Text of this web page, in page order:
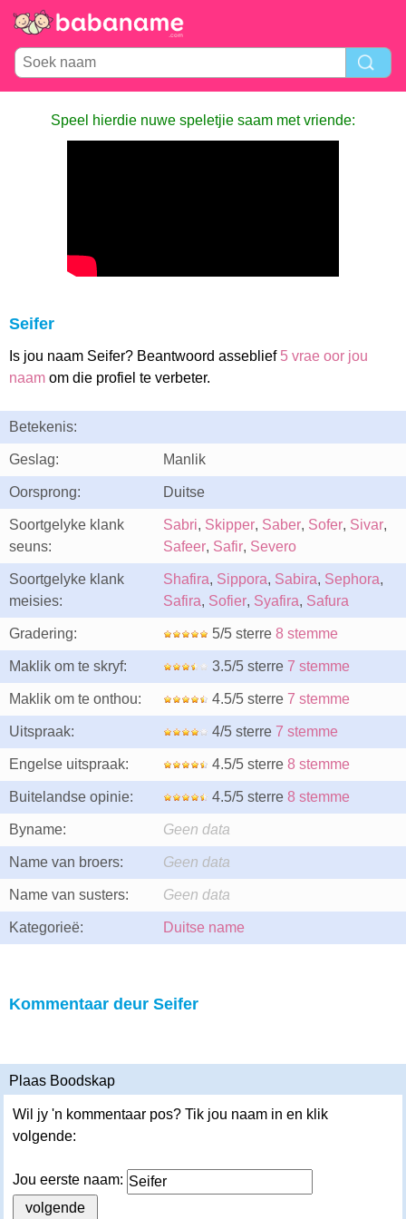
Speel hierdie nuwe speletjie saam met vriende:
Seifer
Is jou naam Seifer? Beantwoord asseblief 5 vrae oor jou
naam om die profiel te verbeter.
Betekenis:
Geslag: Manlik
Oorsprong: Duitse
Soortgelyke klank
seuns:
Sabri, Skipper, Saber, Sofer, Sivar,
Safeer, Safir, Severo
Soortgelyke klank
meisies:
Shafira, Sippora, Sabira, Sephora,
Safira, Sofier, Syafira, Safura
Gradering: 5/5 sterre 8 stemme
Maklik om te skryf: 3.5/5 sterre 7 stemme
Maklik om te onthou: 4.5/5 sterre 7 stemme
Uitspraak: 4/5 sterre 7 stemme
Engelse uitspraak: 4.5/5 sterre 8 stemme
Buitelandse opinie: 4.5/5 sterre 8 stemme
Byname: Geen data
Name van broers: Geen data
Name van susters: Geen data
Kategorieë: Duitse name
Kommentaar deur Seifer
Plaas Boodskap
Wil jy 'n kommentaar pos? Tik jou naam in en klik
volgende:
Jou eerste naam: